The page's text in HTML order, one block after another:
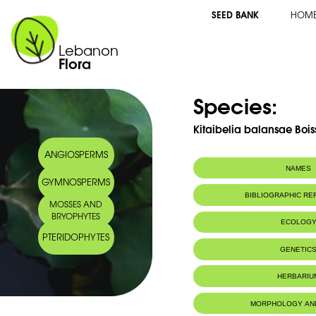
Lebanon
Flora
SEED BANK
ANGIOSPERMS
GYMNOSPERMS
MOSSES AND
BRYOPHYTES
PTERIDOPHYTES
Species:
Kitaibelia balansae
NAMES
Arabic name: كتيبلية بلنسا
BIBLIOGRAPHIC
ECOLOGY
Lebanon,
MORPHOLOGY